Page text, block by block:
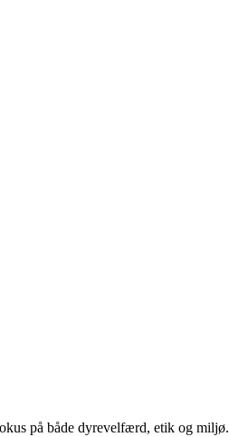
på både dyrevelfærd, etik og miljø.